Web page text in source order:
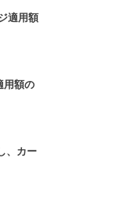
適用額
額の
、カー